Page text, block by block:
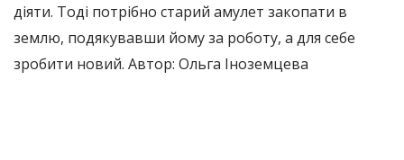
діяти. Тоді потрібно старий амулет закопати в
землю, подякувавши йому за роботу, а для себе
зробити новий. Автор: Ольга Іноземцева